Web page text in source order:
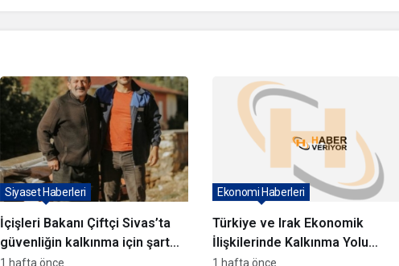
İçişleri Bakanı Çiftçi Sivas’ta
güvenliğin kalkınma için şart
olduğunu vurguladı
Siyaset Haberleri
1 hafta önce
Türkiye ve Irak Ekonomik
İlişkilerinde Kalkınma Yolu
Projesi Vurgusu
Ekonomi Haberleri
1 hafta önce